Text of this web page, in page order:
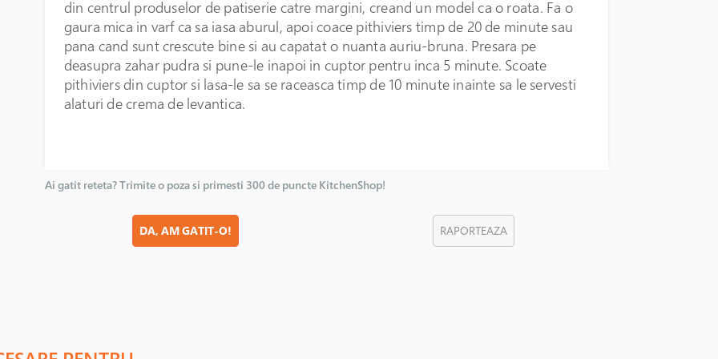
din centrul produselor de patiserie catre margini, creand un model ca o roata. Fa o
gaura mica in varf ca sa iasa aburul, apoi coace pithiviers timp de 20 de minute sau
pana cand sunt crescute bine si au capatat o nuanta auriu-bruna. Presara pe
deasupra zahar pudra si pune-le inapoi in cuptor pentru inca 5 minute. Scoate
pithiviers din cuptor si lasa-le sa se raceasca timp de 10 minute inainte sa le servesti
alaturi de crema de levantica.
Ai gatit reteta? Trimite o poza si primesti 300 de puncte KitchenShop!
DA, AM GATIT-O! RAPORTEAZA